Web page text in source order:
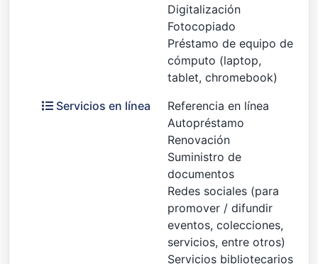
Digitalización
Fotocopiado
Préstamo de equipo de
cómputo (laptop,
tablet, chromebook)
Servicios en línea
Referencia en línea
Autopréstamo
Renovación
Suministro de
documentos
Redes sociales (para
promover / difundir
eventos, colecciones,
servicios, entre otros)
Servicios bibliotecarios